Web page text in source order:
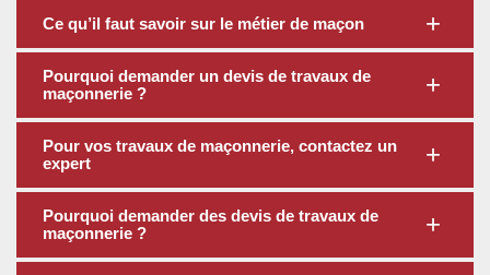
Ce qu’il faut savoir sur le métier de maçon
Pourquoi demander un devis de travaux de
maçonnerie ?
Pour vos travaux de maçonnerie, contactez un
expert
Pourquoi demander des devis de travaux de
maçonnerie ?